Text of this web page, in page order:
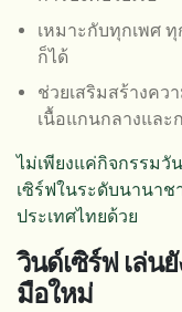
เหมาะกับทุกเพศ
ก็ได้
ช่วยเสริมสร้างคว
เนื้อแกนกลางและ
ไม่เพียงแค่กิจกรรม
เซิร์ฟในระดับนานา
ประเทศไทยด้วย
วินด์เซิร์ฟ เล่นยั
มือใหม่